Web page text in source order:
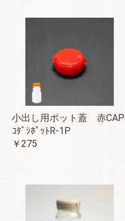
小出し用ポット蓋 赤CAP
ｺﾀﾞｼﾎﾟｯﾄR-1P
￥275